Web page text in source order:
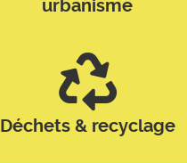
urbanisme
Déchets & recyclage